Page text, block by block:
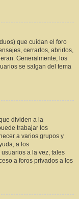
que cuidan el foro
cerrarlos, abrirlos,
Generalmente, los
se salgan del tema
dividen a la
trabajar los
a varios grupos y
a los
a la vez, tales
a foros privados a los